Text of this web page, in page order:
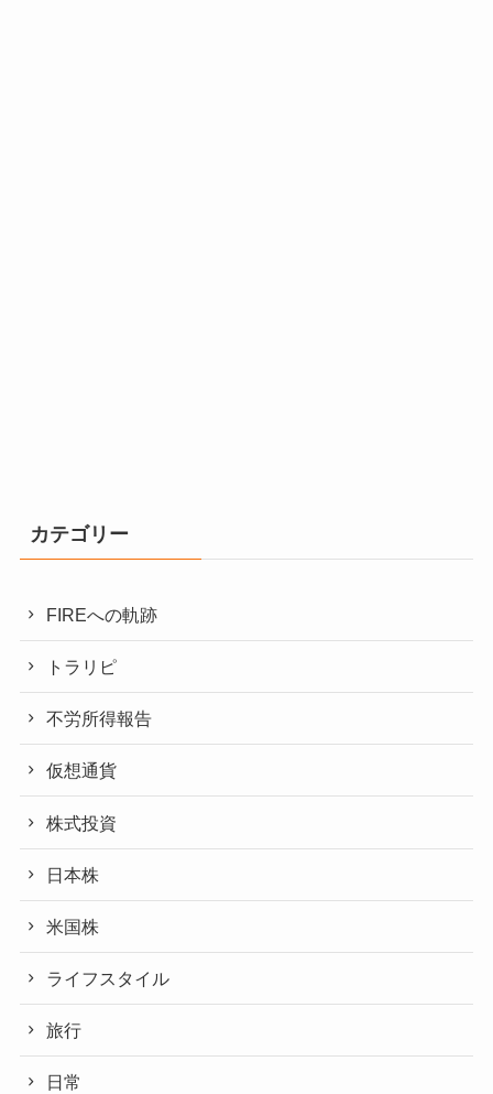
カテゴリー
FIREへの軌跡
トラリピ
不労所得報告
仮想通貨
株式投資
日本株
米国株
ライフスタイル
旅行
日常